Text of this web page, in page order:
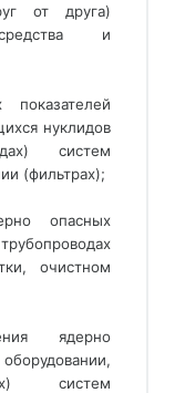
от друга)
и
показателей
нуклидов
систем
(фильтрах);
опасных
очистном
ядерно
систем